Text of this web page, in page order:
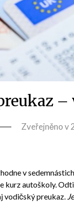
–
Zveřejněno v
v
kurz autoškoly.
vodičský preukaz.